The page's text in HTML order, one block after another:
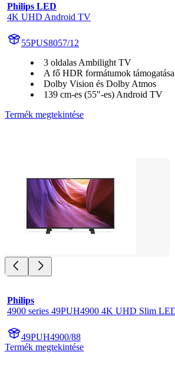
Philips LED
4K UHD Android TV
55PUS8057/12
3 oldalas Ambilight TV
A fő HDR formátumok támogatása
Dolby Vision és Dolby Atmos
139 cm-es (55"-es) Android TV
Termék megtekintése
Philips
4900 series 49PUH4900 4K UHD Slim
49PUH4900/88
Termék megtekintése